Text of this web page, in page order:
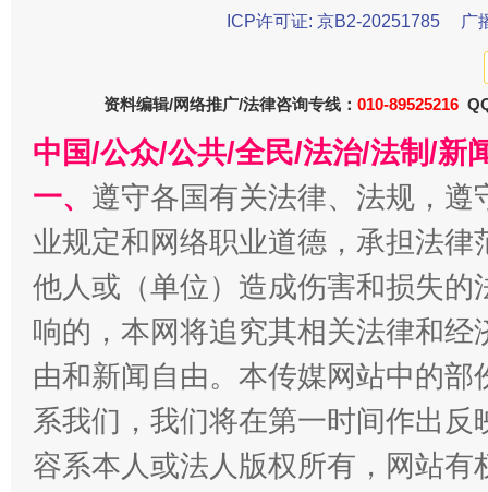
在谋一域中谋全局
今
ICP许可证: 京B2-20251785
广
资料编辑/网络推广/法律咨询专线： 010-89525216
中国/公众/公共/全民/法治/法制/新
一、 遵守各国有关法律、法规，
业规定和网络职业道德，承担法
他人或（单位）造成伤害和损失
响的，本网将追究其相关法律和
由和新闻自由。本传媒网站中的
系我们，我们将在第一时间作出
容系本人或法人版权所有，网站